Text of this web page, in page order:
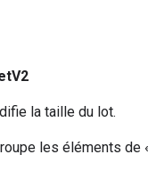
la taille du lot.
les éléments